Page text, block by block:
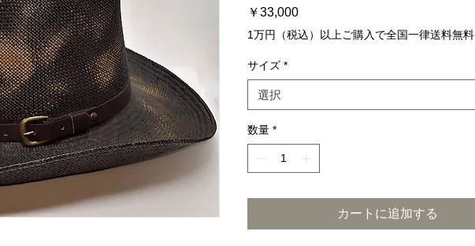
￥33,000価
格
1万円（税込）以上ご購入で全国一律送料無料
サイズ *
選択
数量 *
カートに追加する